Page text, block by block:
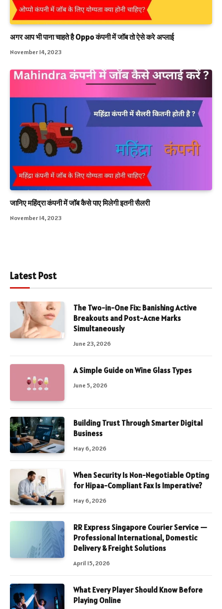
अगर आप भी पाना चाहते है Oppo कंपनी में जॉब तो ऐसे करे अप्लाई
November 14, 2023
जानिए महिंद्रा कंपनी में जॉब कैसे पाए मिलेगी इतनी सैलरी
November 14, 2023
Latest Post
The Two-in-One Fix: Banishing Active
Breakouts and Post-Acne Marks
Simultaneously
June 23, 2026
A Simple Guide on Wine Glass Types
June 5, 2026
Building Trust Through Smarter Digital
Business
May 6, 2026
When Security Is Non-Negotiable Opting
for Hipaa-Compliant Fax Is Imperative?
May 6, 2026
RR Express Singapore Courier Service —
Professional International, Domestic
Delivery & Freight Solutions
April 15, 2026
What Every Player Should Know Before
Playing Online